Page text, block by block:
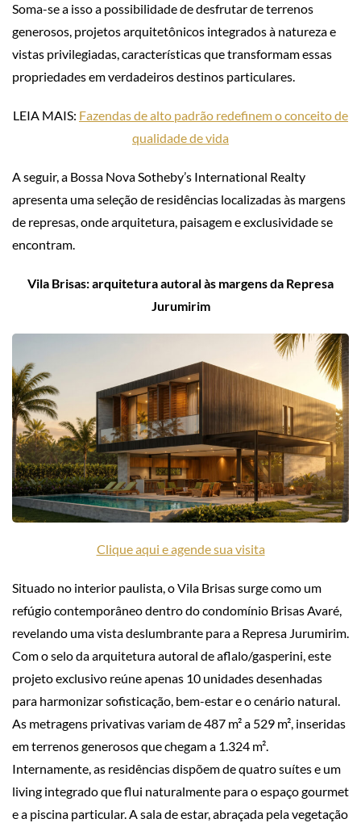
Soma-se a isso a possibilidade de desfrutar de terrenos
generosos, projetos arquitetônicos integrados à natureza e
vistas privilegiadas, características que transformam essas
propriedades em verdadeiros destinos particulares.
LEIA MAIS: Fazendas de alto padrão redefinem o conceito de
qualidade de vida
A seguir, a Bossa Nova Sotheby’s International Realty
apresenta uma seleção de residências localizadas às margens
de represas, onde arquitetura, paisagem e exclusividade se
encontram.
Vila Brisas: arquitetura autoral às margens da Represa
Jurumirim
Clique aqui e agende sua visita
Situado no interior paulista, o Vila Brisas surge como um
refúgio contemporâneo dentro do condomínio Brisas Avaré,
revelando uma vista deslumbrante para a Represa Jurumirim.
Com o selo da arquitetura autoral de aflalo/gasperini, este
projeto exclusivo reúne apenas 10 unidades desenhadas
para harmonizar sofisticação, bem-estar e o cenário natural.
As metragens privativas variam de 487 m² a 529 m², inseridas
em terrenos generosos que chegam a 1.324 m².
Internamente, as residências dispõem de quatro suítes e um
living integrado que flui naturalmente para o espaço gourmet
e a piscina particular. A sala de estar, abraçada pela vegetação